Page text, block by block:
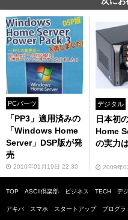
PCパーツ
「PP3」適用済みの
「Windows Home
Server」DSP版が発
売
2010年01月19日 22:30
デジタル
日本初
Home
の実力
2009年
TOP ASCII倶楽部 ビジネス TECH デ
アキバ スマホ スタートアップ プログラ